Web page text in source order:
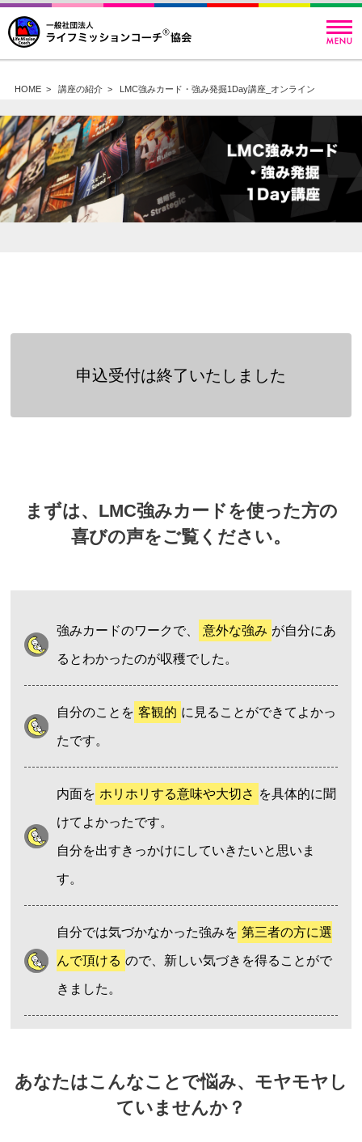
HOME> 講座の紹介> LMC強みカード・強み発掘1Day講座_オンライン
申込受付は終了いたしました
まずは、LMC強みカードを使った方の
喜びの声をご覧ください。
強みカードのワークで、 意外な強み が自分にあ
るとわかったのが収穫でした。
自分のことを 客観的 に見ることができてよかっ
たです。
内面を ホリホリする意味や大切さ を具体的に聞
けてよかったです。
自分を出すきっかけにしていきたいと思いま
す。
自分では気づかなかった強みを 第三者の方に選
んで頂ける ので、新しい気づきを得ることがで
きました。
あなたはこんなことで悩み、モヤモヤし
ていませんか？